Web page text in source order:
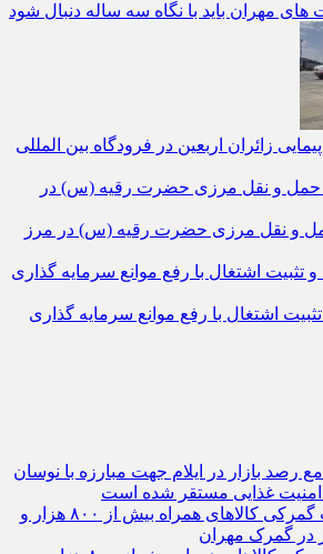
خدمت ‌رسانی به زائران اربعین هستند
مهران باید با نگاه سه‌ ساله دنبال شود
زائران اربعین در فرودگاه بین المللی
حمل‌ و نقل مرزی حضرت رقیه (س) در مرز
اشتغال با رفع موانع سرمایه‌ گذاری
رصد بازار در ایلام جهت مبارزه با نوسان
امنیت غذایی مستقر شده است